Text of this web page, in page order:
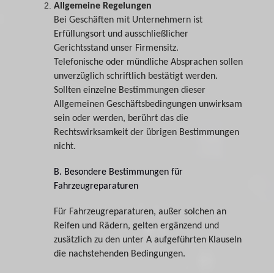
Allgemeine Regelungen
Bei Geschäften mit Unternehmern ist
Erfüllungsort und ausschließlicher
Gerichtsstand unser Firmensitz.
Telefonische oder mündliche Absprachen sollen
unverzüglich schriftlich bestätigt werden.
Sollten einzelne Bestimmungen dieser
Allgemeinen Geschäftsbedingungen unwirksam
sein oder werden, berührt das die
Rechtswirksamkeit der übrigen Bestimmungen
nicht.
B. Besondere Bestimmungen für
Fahrzeugreparaturen
Für Fahrzeugreparaturen, außer solchen an
Reifen und Rädern, gelten ergänzend und
zusätzlich zu den unter A aufgeführten Klauseln
die nachstehenden Bedingungen.